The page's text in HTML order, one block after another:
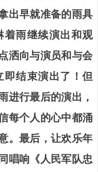
出早就准备的雨具
着雨继续演出和观
洒向与演员和与会
即结束演出了！但
进行最后的演出，
每个人的心中都涌
。最后，让欢乐年
唱响《人民军队忠